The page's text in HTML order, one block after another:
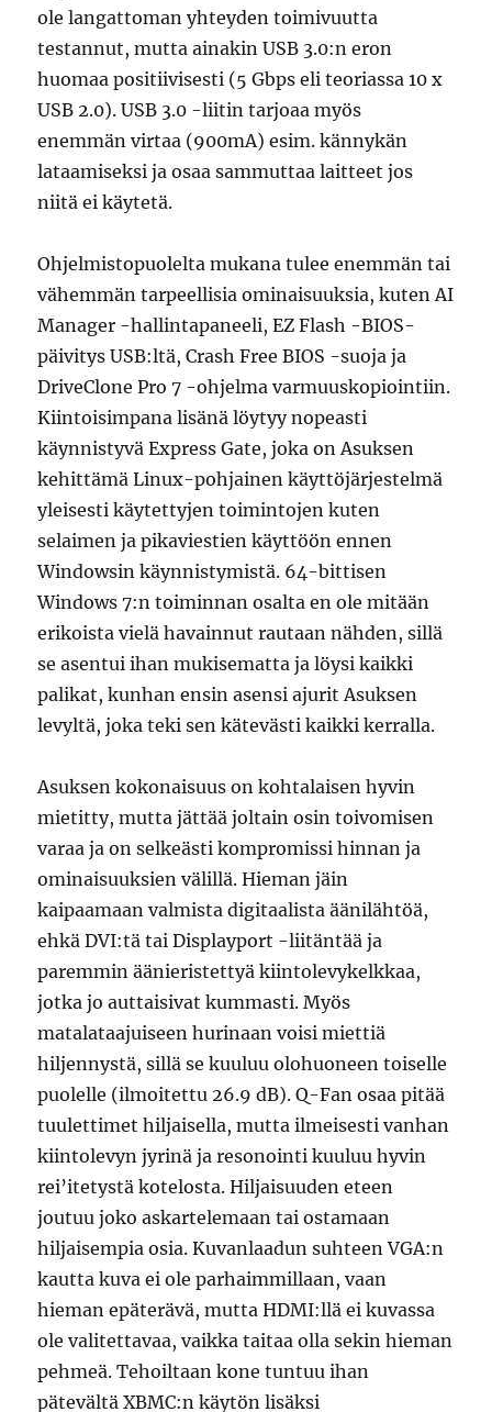
ole langattoman yhteyden toimivuutta
testannut, mutta ainakin USB 3.0:n eron
huomaa positiivisesti (5 Gbps eli teoriassa 10 x
USB 2.0). USB 3.0 -liitin tarjoaa myös
enemmän virtaa (900mA) esim. kännykän
lataamiseksi ja osaa sammuttaa laitteet jos
niitä ei käytetä.
Ohjelmistopuolelta mukana tulee enemmän tai
vähemmän tarpeellisia ominaisuuksia, kuten AI
Manager -hallintapaneeli, EZ Flash -BIOS-
päivitys USB:ltä, Crash Free BIOS -suoja ja
DriveClone Pro 7 -ohjelma varmuuskopiointiin.
Kiintoisimpana lisänä löytyy nopeasti
käynnistyvä Express Gate, joka on Asuksen
kehittämä Linux-pohjainen käyttöjärjestelmä
yleisesti käytettyjen toimintojen kuten
selaimen ja pikaviestien käyttöön ennen
Windowsin käynnistymistä. 64-bittisen
Windows 7:n toiminnan osalta en ole mitään
erikoista vielä havainnut rautaan nähden, sillä
se asentui ihan mukisematta ja löysi kaikki
palikat, kunhan ensin asensi ajurit Asuksen
levyltä, joka teki sen kätevästi kaikki kerralla.
Asuksen kokonaisuus on kohtalaisen hyvin
mietitty, mutta jättää joltain osin toivomisen
varaa ja on selkeästi kompromissi hinnan ja
ominaisuuksien välillä. Hieman jäin
kaipaamaan valmista digitaalista äänilähtöä,
ehkä DVI:tä tai Displayport -liitäntää ja
paremmin äänieristettyä kiintolevykelkkaa,
jotka jo auttaisivat kummasti. Myös
matalataajuiseen hurinaan voisi miettiä
hiljennystä, sillä se kuuluu olohuoneen toiselle
puolelle (ilmoitettu 26.9 dB). Q-Fan osaa pitää
tuulettimet hiljaisella, mutta ilmeisesti vanhan
kiintolevyn jyrinä ja resonointi kuuluu hyvin
rei’itetystä kotelosta. Hiljaisuuden eteen
joutuu joko askartelemaan tai ostamaan
hiljaisempia osia. Kuvanlaadun suhteen VGA:n
kautta kuva ei ole parhaimmillaan, vaan
hieman epäterävä, mutta HDMI:llä ei kuvassa
ole valitettavaa, vaikka taitaa olla sekin hieman
pehmeä. Tehoiltaan kone tuntuu ihan
pätevältä XBMC:n käytön lisäksi